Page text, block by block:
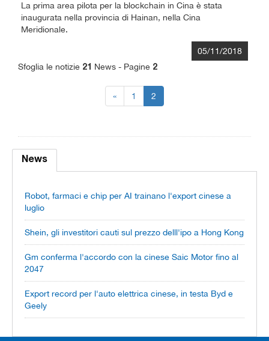
La prima area pilota per la blockchain in Cina è stata
inaugurata nella provincia di Hainan, nella Cina
Meridionale.
05/11/2018
Sfoglia le notizie 21 News - Pagine 2
« 1 2
News
Robot, farmaci e chip per AI trainano l'export cinese a
luglio
Shein, gli investitori cauti sul prezzo delll'ipo a Hong Kong
Gm conferma l'accordo con la cinese Saic Motor fino al
2047
Export record per l'auto elettrica cinese, in testa Byd e
Geely